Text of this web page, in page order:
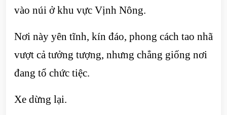
vào núi ở khu vực Vịnh Nông.
Nơi này yên tĩnh, kín đáo, phong cách tao nhã
vượt cả tưởng tượng, nhưng chẳng giống nơi
đang tổ chức tiệc.
Xe dừng lại.